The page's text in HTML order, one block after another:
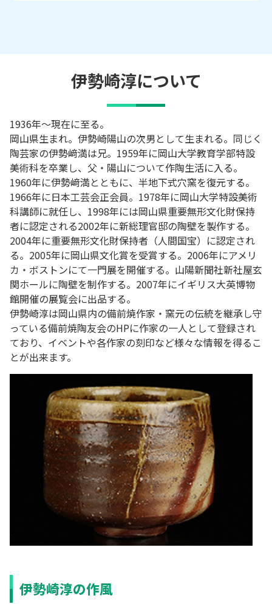
伊勢崎淳について
1936年～現在に至る。
岡山県生まれ。伊勢崎陽山の次男として生まれる。同じく
陶芸家の伊勢﨑満は兄。1959年に岡山大学教育学部特設
美術科を卒業し、父・陽山について作陶生活に入る。
1960年に伊勢﨑満とともに、半地下式穴窯を復元する。
1966年に日本工芸会正会員。1978年に岡山大学特設美術
科講師に就任し、1998年には岡山県重要無形文化財保持
者に認定される2002年に新総理官邸の陶壁を製作する。
2004年に重要無形文化財保持者（人間国宝）に認定され
る。2005年に岡山県文化賞を受賞する。2006年にアメリ
カ・ボストンにて一門展を開催する。山陽新聞社新社屋玄
関ホールに陶壁を制作する。2007年にイギリス大英博物
館開催の展覧会に出品する。
伊勢崎淳は岡山県内の備前焼作家・窯元の伝統を継承し守
っている備前焼陶友会のHPに作家の一人として登録され
ており、イベントや各作家の刻印など様々な情報を得るこ
とが出来ます。
伊勢崎淳の作風